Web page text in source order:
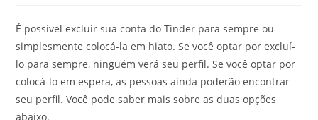
É possível excluir sua conta do Tinder para sempre ou
simplesmente colocá-la em hiato. Se você optar por excluí-
lo para sempre, ninguém verá seu perfil. Se você optar por
colocá-lo em espera, as pessoas ainda poderão encontrar
seu perfil. Você pode saber mais sobre as duas opções
abaixo.